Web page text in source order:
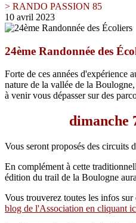
> RANDO PASSION 85
10 avril 2023
24ème Randonnée des
Forte de ces années d'expérience
nature de la vallée de la
à venir vous dépasser sur des
dimanche
Vous seront proposés des circuits
En complément à cette
édition du trail de la Boulogne
Vous trouverez toutes les infos
blog de l'Association en cliquant